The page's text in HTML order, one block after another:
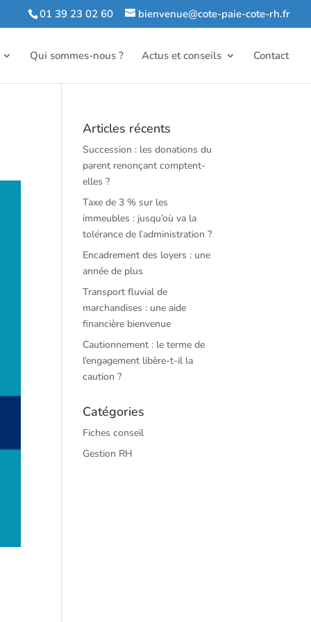
01 39 23 02 60 bienvenue@cote-paie-cote-rh.fr
Qui sommes-nous ? Actus et conseils Contact
Articles récents
Succession : les donations du
parent renonçant comptent-
elles ?
Taxe de 3 % sur les
immeubles : jusqu’où va la
tolérance de l’administration ?
Encadrement des loyers : une
année de plus
Transport fluvial de
marchandises : une aide
financière bienvenue
Cautionnement : le terme de
l’engagement libère-t-il la
caution ?
Catégories
Fiches conseil
Gestion RH